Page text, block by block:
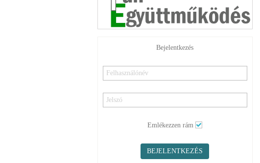
Bejelentkezés
Emlékezzen rám
BEJELENTKEZÉS